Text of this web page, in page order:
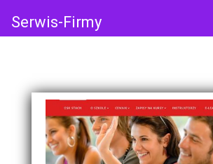
Serwis-Firmy